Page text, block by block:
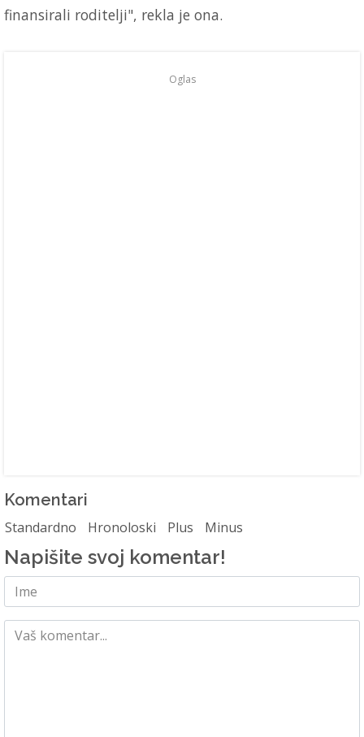
finansirali roditelji", rekla je ona.
Oglas
Komentari
Standardno Hronoloski Plus Minus
Napišite svoj komentar!